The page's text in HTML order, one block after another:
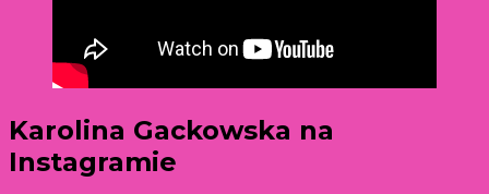
Karolina Gackowska na
Instagramie